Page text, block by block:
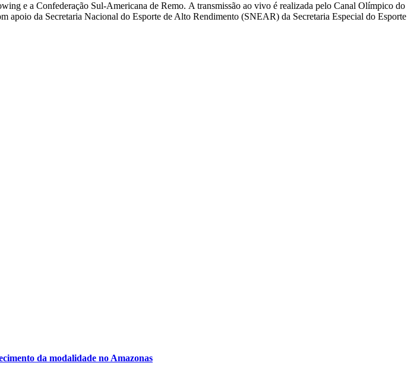
e a Confederação Sul-Americana de Remo. A transmissão ao vivo é realizada pelo Canal Olímpico do
da Secretaria Nacional do Esporte de Alto Rendimento (SNEAR) da Secretaria Especial do Esporte
da modalidade no Amazonas